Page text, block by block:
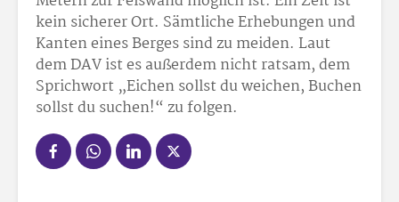
kein sicherer Ort. Sämtliche Erhebungen und
Kanten eines Berges sind zu meiden. Laut
dem DAV ist es außerdem nicht ratsam, dem
Sprichwort „Eichen sollst du weichen, Buchen
sollst du suchen!“ zu folgen.